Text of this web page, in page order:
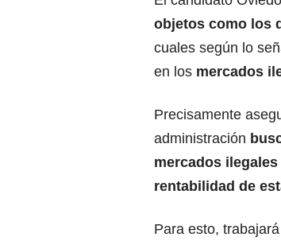
objetos como los
cuales según lo
en los mercados
Precisamente
administración
mercados ilegales
rentabilidad de
Para esto,